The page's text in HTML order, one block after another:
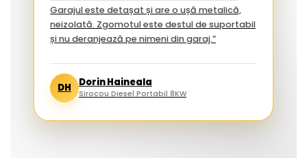
Garajul este detașat și are o ușă metalică,
neizolată. Zgomotul este destul de suportabil
și nu deranjează pe nimeni din garaj.”
DH Dorin Haineala
Sirocou Diesel Portabil 8KW